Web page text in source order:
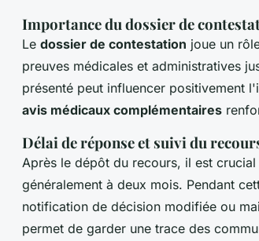
Importance du dossier de
Le dossier de contestation joue un
preuves médicales et administratives
présenté peut influencer positivement
avis médicaux complémentaires
Délai de réponse et suivi du
Après le dépôt du recours, il est
généralement à deux mois. Pendant
notification de décision modifiée ou
permet de garder une trace des